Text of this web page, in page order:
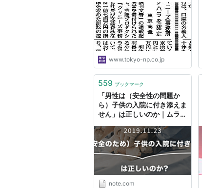
www.tokyo-np.co.jp
559 ブックマーク
「男性は（安全性の問題か
ら）子供の入院に付き添えま
せん」は正しいのか｜ムラキ
note.com